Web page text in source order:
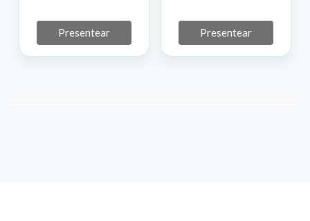
Presentear Presentear